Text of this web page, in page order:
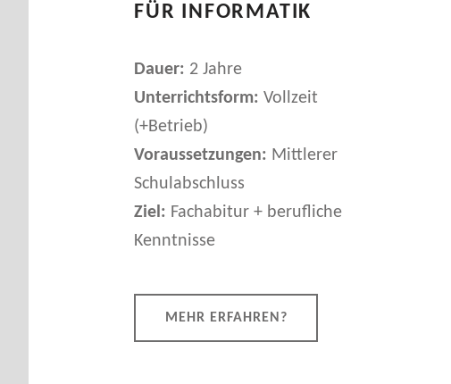
FÜR INFORMATIK
Dauer: 2 Jahre
Unterrichtsform: Vollzeit
(+Betrieb)
Voraussetzungen: Mittlerer
Schulabschluss
Ziel: Fachabitur + berufliche
Kenntnisse
MEHR ERFAHREN?